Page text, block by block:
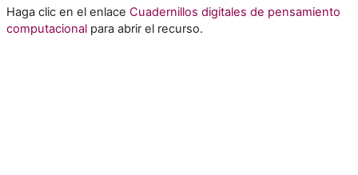
Haga clic en el enlace Cuadernillos digitales de pensamiento
computacional para abrir el recurso.